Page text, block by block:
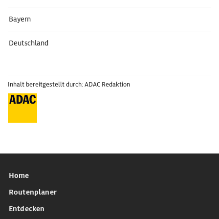
Bayern
Deutschland
Inhalt bereitgestellt durch: ADAC Redaktion
Home
Routenplaner
Entdecken